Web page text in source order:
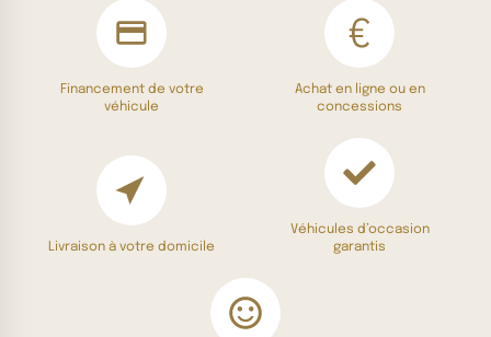
Financement de votre
véhicule
Achat en ligne ou en
concessions
Livraison à votre domicile
Véhicules d’occasion
garantis